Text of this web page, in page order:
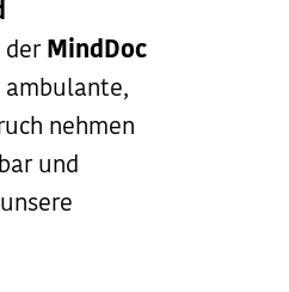
der MindDoc
ambulante,
nehmen
und